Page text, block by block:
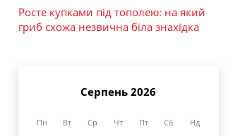
Росте купками під тополею: на який
гриб схожа незвична біла знахідка
Серпень 2026
Пн Вт Ср Чт Пт Сб Нд